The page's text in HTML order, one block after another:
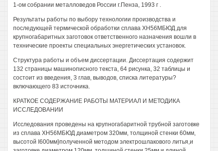
1-ом собрании металловедов России г.Пенза, 1993 г .
Результаты работы по выбору технологии производства и
последующей термической обработки сплава ХН56МБЮД для
крупногабаритных заготовок ответственного назначения вошли в
технические проекты специальных энергетических установок.
Структура работы и объем диссертации. Диссертация содержит
132 страницы машинописного текста, 64 рисунка, 32 таблицы и
состоит из введения, 3 глав, выводов, списка литературы?
включающего 83 источника.
КРАТКОЕ СОДЕРЖАНИЕ РАБОТЫ МАТЕРИАЛ И МЕТОДИКА
ИССЛЕДОВАНИИ
Исследования проведены на крупногабаритной трубной заготовке
из сплава ХН56МБЮД диаметром 320мм, толщиной стенки 60мм,
высотой I600мм}полученной методом электрошлакового литья,и